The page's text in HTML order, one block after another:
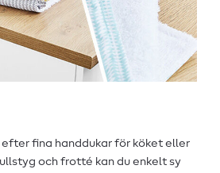
fina handdukar för köket eller
och frotté kan du enkelt sy